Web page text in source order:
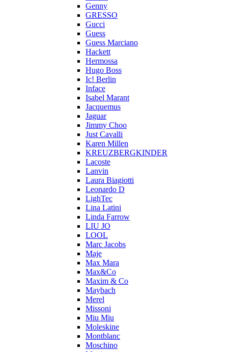
Genny
GRESSO
Gucci
Guess
Guess Marciano
Hackett
Hermossa
Hugo Boss
Ic! Berlin
Inface
Isabel Marant
Jacquemus
Jaguar
Jimmy Choo
Just Cavalli
Karen Millen
KREUZBERGKINDER
Lacoste
Lanvin
Laura Biagiotti
Leonardo D
LighTec
Lina Latini
Linda Farrow
LIU JO
LOOL
Marc Jacobs
Maje
Max Mara
Max&Co
Maxim & Co
Maybach
Merel
Missoni
Miu Miu
Moleskine
Montblanc
Moschino